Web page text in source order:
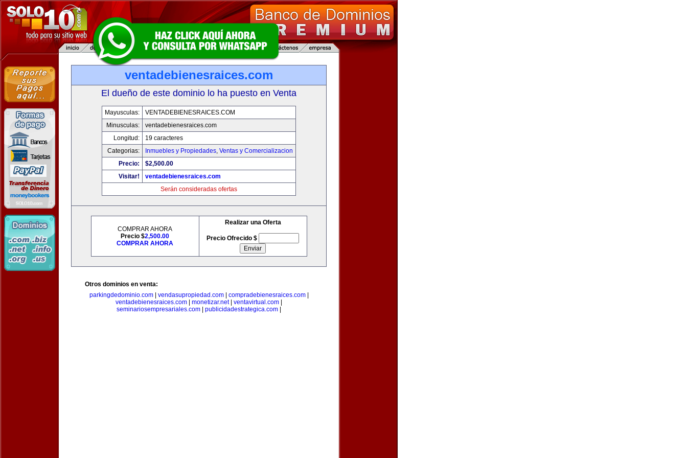
ventadebienesraices.com
El dueño de este dominio lo ha puesto en Venta
Mayusculas:
VENTADEBIENESRAICES.COM
Minusculas:
ventadebienesraices.com
Longitud:
19 caracteres
Categorias:
Inmuebles y Propiedades, Ventas y Comercializacion
Precio:
$2,500.00
Visitar!
ventadebienesraices.com
Serán consideradas ofertas
COMPRAR AHORA
Precio $2,500.00
COMPRAR AHORA
Realizar una Oferta
Precio Ofrecido $
Otros dominios en venta:
parkingdedominio.com| vendasupropiedad.com| compradebienesraices.com|
ventadebienesraices.com
monetizar.net| ventavirtual.com
seminariosempresariales.com
publicidadestrategica.com